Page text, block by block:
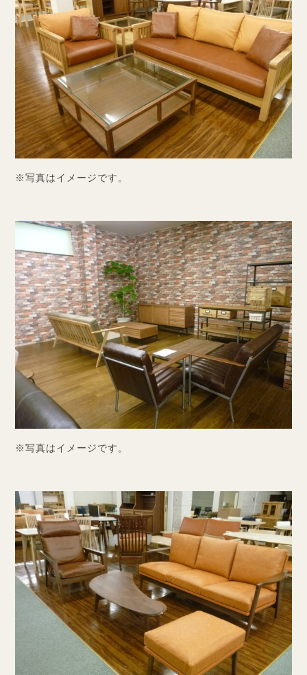
※写真はイメージです。
※写真はイメージです。